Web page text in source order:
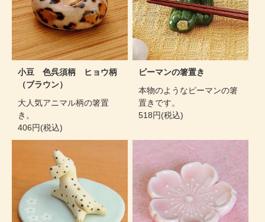
小豆 色呉須柄 ヒョウ柄
（ブラウン）
大人気アニマル柄の箸置
き。
406円(税込)
ピーマンの箸置き
本物のようなピーマンの箸
置きです。
518円(税込)